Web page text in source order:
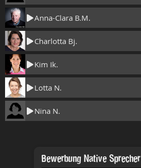
Anna-Clara B.M.
Charlotta Bj.
Kim Ik.
Lotta N.
Nina N.
Bewerbung Native Sprecher